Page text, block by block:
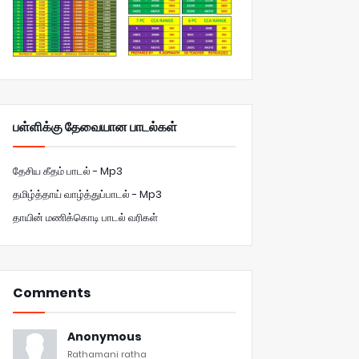
பள்ளிக்கு தேவையான பாடல்கள்
தேசிய கீதம் பாடல் - Mp3
தமிழ்த்தாய் வாழ்த்துப்பாடல் - Mp3
தாயின் மணிக்கொடி பாடல் வரிகள்
Comments
Anonymous
Rathamani ratha